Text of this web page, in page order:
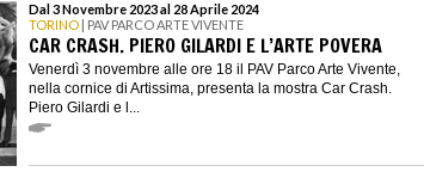
Dal 3 Novembre 2023 al 28 Aprile 2024
TORINO | PAV PARCO ARTE VIVENTE
CAR CRASH. PIERO GILARDI E L’ARTE POVERA
Venerdì 3 novembre alle ore 18 il PAV Parco Arte Vivente,
nella cornice di Artissima, presenta la mostra Car Crash.
Piero Gilardi e l...